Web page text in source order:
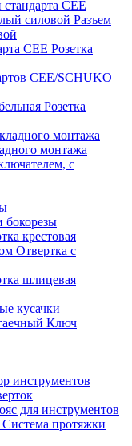
CEE
Разъем
Розетка
CEE/SCHUKO
Розетка
монтажа
с
бокорезы
крестовая
Отвертка с
шлицевая
кусачки
Ключ
инструментов
для инструментов
Система протяжки